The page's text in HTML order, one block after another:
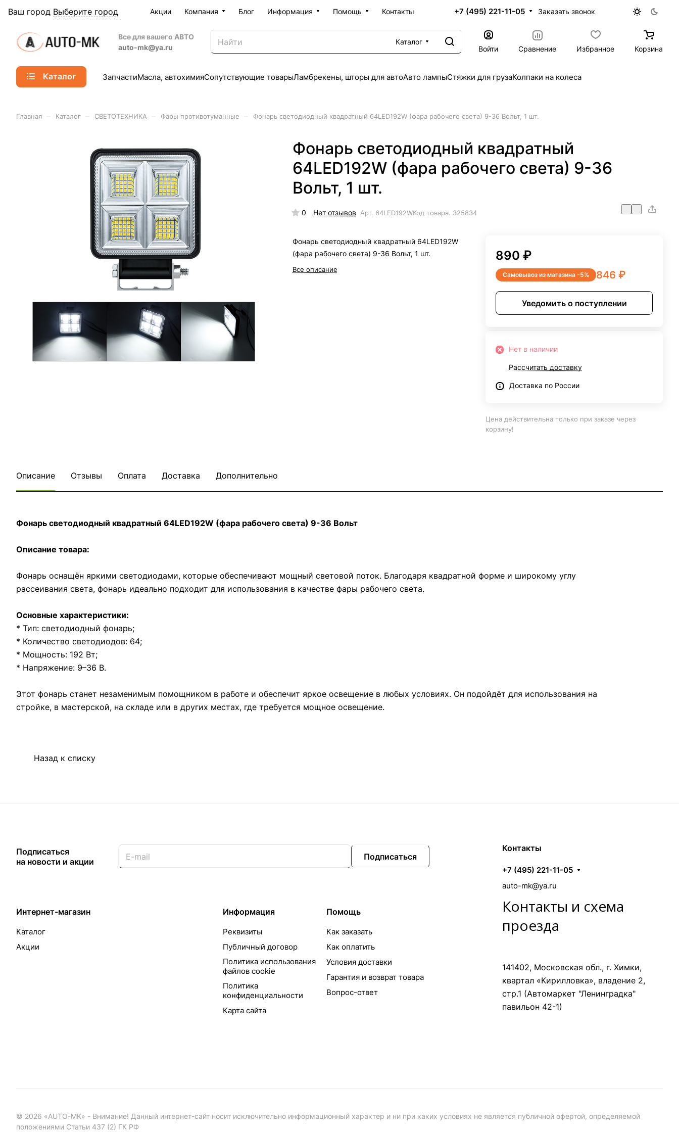
Ваш город Выберите город Акции Компания Блог Информация Помощь Контакты +7 (495) 221-11-05 Заказать звонок
Все для вашего АВТО
auto-mk@ya.ru
Каталог
Войти
Сравнение Избранное Корзина
Каталог ЗапчастиМасла, автохимияСопутствующие товарыЛамбрекены, шторы для автоАвто лампыСтяжки для грузаКолпаки на колеса
Главная Каталог СВЕТОТЕХНИКА Фары противотуманные Фонарь светодиодный квадратный 64LED192W (фара рабочего света) 9-36 Вольт, 1 шт.
Фонарь светодиодный квадратный
64LED192W (фара рабочего света) 9-36
Вольт, 1 шт.
0 Нет отзывов Арт. 64LED192WКод товара. 325834
Фонарь светодиодный квадратный 64LED192W
(фара рабочего света) 9-36 Вольт, 1 шт.
Все описание
890 ₽
Самовывоз из магазина -5% 846 ₽
Уведомить о поступлении
Нет в наличии
Рассчитать доставку
Доставка по России
Цена действительна только при заказе через
корзину!
Описание Отзывы Оплата Доставка Дополнительно
Фонарь светодиодный квадратный 64LED192W (фара рабочего света) 9-36 Вольт
Описание товара:
Фонарь оснащён яркими светодиодами, которые обеспечивают мощный световой поток. Благодаря квадратной форме и широкому углу
рассеивания света, фонарь идеально подходит для использования в качестве фары рабочего света.
Основные характеристики:
* Тип: светодиодный фонарь;
* Количество светодиодов: 64;
* Мощность: 192 Вт;
* Напряжение: 9–36 В.
Этот фонарь станет незаменимым помощником в работе и обеспечит яркое освещение в любых условиях. Он подойдёт для использования на
стройке, в мастерской, на складе или в других местах, где требуется мощное освещение.
Назад к списку
Подписаться
на новости и акции
Подписаться
Интернет-магазин
Каталог
Акции
Информация
Реквизиты
Публичный договор
Политика использования
файлов cookie
Политика
конфиденциальности
Карта сайта
Помощь
Как заказать
Как оплатить
Условия доставки
Гарантия и возврат товара
Вопрос-ответ
Контакты
+7 (495) 221-11-05
auto-mk@ya.ru
Контакты и схема
проезда
141402, Московская обл., г. Химки,
квартал «Кирилловка», владение 2,
стр.1 (Автомаркет "Ленинградка"
павильон 42-1)
© 2026 «AUTO-MK» - Внимание! Данный интернет-сайт носит исключительно информационный характер и ни при каких условиях не является публичной офертой, определяемой
положениями Статьи 437 (2) ГК РФ